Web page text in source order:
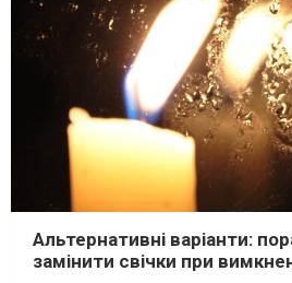
Альтернативні варіанти:
замінити свічки при